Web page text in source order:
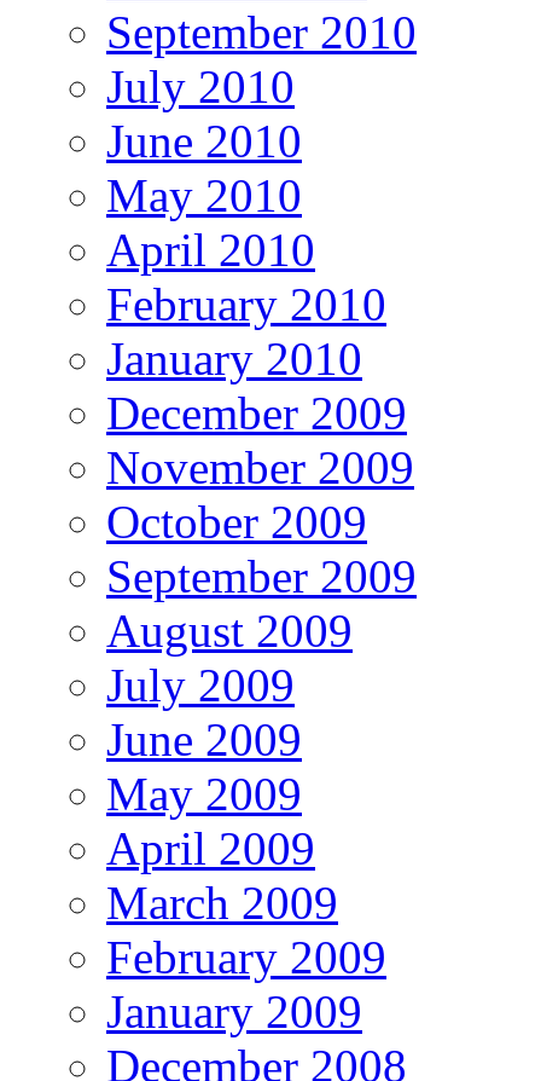
September 2010
July 2010
June 2010
May 2010
April 2010
February 2010
January 2010
December 2009
November 2009
October 2009
September 2009
August 2009
July 2009
June 2009
May 2009
April 2009
March 2009
February 2009
January 2009
December 2008